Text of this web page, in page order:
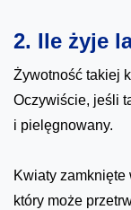
2. Ile żyje
Żywotność takiej
Oczywiście, jeśli
i pielęgnowany.
Kwiaty zamknięte
który może